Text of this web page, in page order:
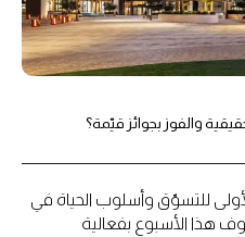
والفوز بجوائز قيّمة؟
للتسوّق وأسلوب الحياة في
هذا الأسبوع بفعالية